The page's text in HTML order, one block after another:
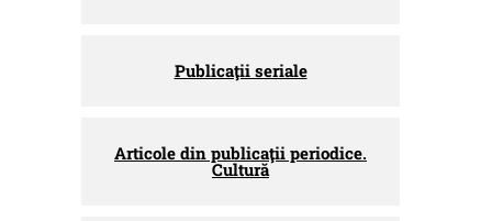
Publicaţii seriale
Articole din publicaţii periodice.
Cultură